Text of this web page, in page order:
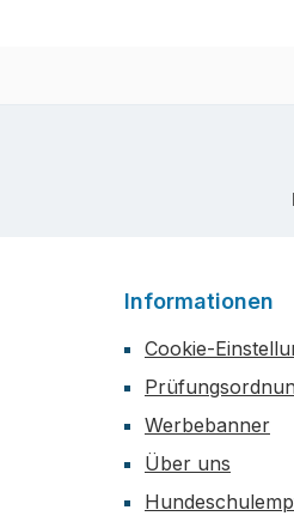
Informationen
Cookie-
Werbebanner
Über uns